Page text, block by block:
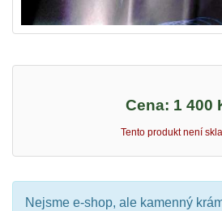
Cena: 1 400
Tento produkt není
Nejsme e-shop, ale kamenný